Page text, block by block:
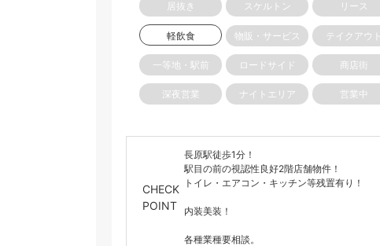
居抜き スケルトン リース
軽飲食 物販・サービス テイクアウト
一等地・駅前 ロードサイド 商店街
深夜営業 ナイトエリア 営業中
CHECK
POINT
長原駅徒歩1分！
駅目の前の視認性良好2階店舗物件！
トイレ・エアコン・キッチン等残置有り！
内装美装！
各種業種要相談。